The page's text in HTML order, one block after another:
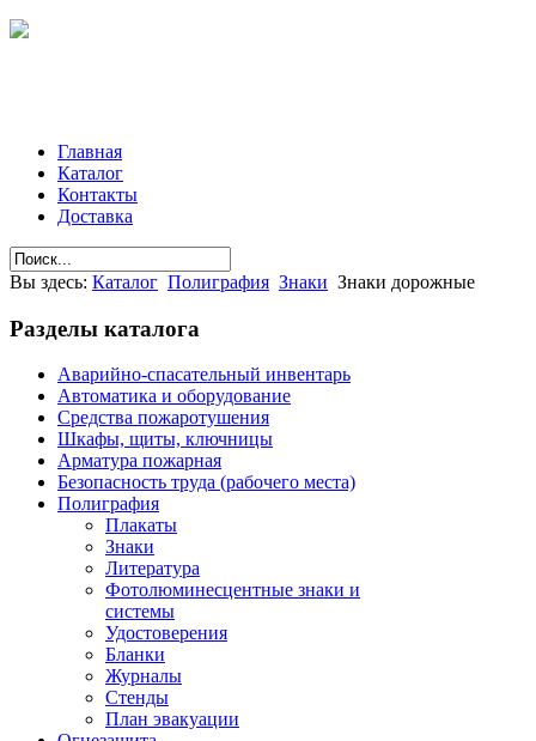
Главная
Каталог
Контакты
Доставка
Вы здесь: Каталог Полиграфия Знаки Знаки дорожные
Разделы каталога
Аварийно-спасательный инвентарь
Автоматика и оборудование
Средства пожаротушения
Шкафы, щиты, ключницы
Арматура пожарная
Безопасность труда (рабочего места)
Полиграфия
Плакаты
Знаки
Литература
Фотолюминесцентные знаки и
системы
Удостоверения
Бланки
Журналы
Стенды
План эвакуации